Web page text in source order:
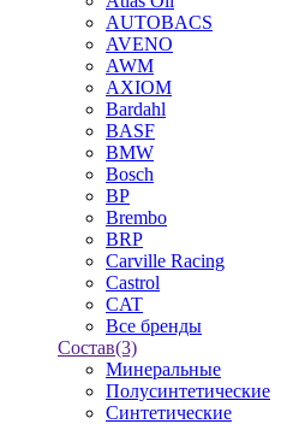
AUTOBACS
AVENO
AWM
AXIOM
Bardahl
BASF
BMW
Bosch
BP
Brembo
BRP
Carville Racing
Castrol
CAT
Все бренды
Состав(3)
Минеральные
Полусинтетические
Синтетические